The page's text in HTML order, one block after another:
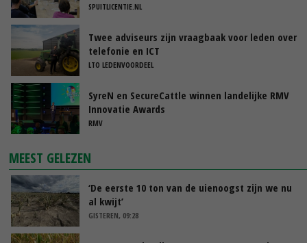
SPUITLICENTIE.NL
Twee adviseurs zijn vraagbaak voor leden over
telefonie en ICT
LTO LEDENVOORDEEL
SyreN en SecureCattle winnen landelijke RMV
Innovatie Awards
RMV
MEEST GELEZEN
‘De eerste 10 ton van de uienoogst zijn we nu
al kwijt’
GISTEREN, 09:28